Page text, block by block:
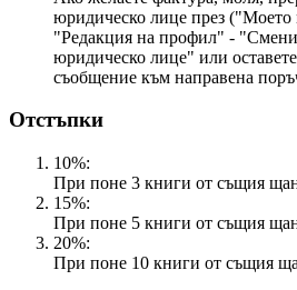
юридическо лице през
"Редакция на профил" - "Смени
юридическо лице" или
съобщение към направена
Отстъпки
10%:
При поне 3 книги от същия
15%:
При поне 5 книги от същия
20%:
При поне 10 книги от същия